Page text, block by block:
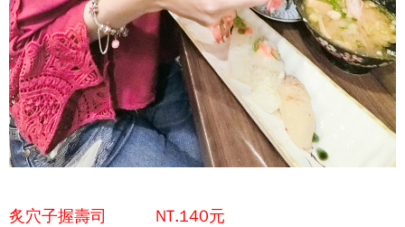
炙穴子握壽司 NT.140元